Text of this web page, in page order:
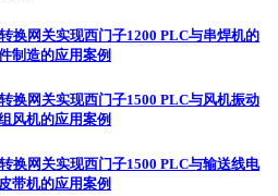
换网关实现西门子1200 PLC与串焊机的
制造的应用案例
换网关实现西门子1500 PLC与风机振动
风机的应用案例
换网关实现西门子1500 PLC与输送线电
带机的应用案例